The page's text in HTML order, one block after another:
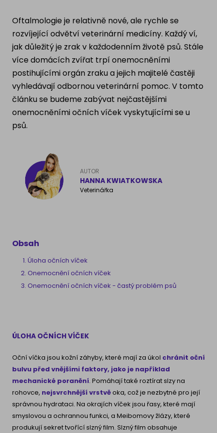
PLEMENA PSŮ
Francouzský buldog
Dalmatín
Zlatý retrívr
Německý ovčák
Britská krátkosrstá kočka
Bengálská kočka
Kanadský Sphynx
Oftalmologie je relativně nové, ale rychle se
rozvíjející odvětví veterinární medicíny. Každý ví,
jak důležitý je zrak v každodenním životě psů. Stále
více domácích zvířat trpí onemocněními
postihujícími orgán zraku a jejich majitelé častěji
vyhledávají odbornou veterinární pomoc. V tomto
článku se budeme zabývat nejčastějšími
onemocněními očních víček vyskytujícími se u
psů.
AUTOR
HANNA KWIATKOWSKA
Veterinářka
Obsah
Úloha očních víček
Onemocnění očních víček
Onemocnění očních víček - častý problém psů
ÚLOHA OČNÍCH VÍČEK
Oční víčka jsou kožní záhyby, které mají za úkol chránit oční
bulvu před vnějšími faktory, jako je například
mechanické poranění. Pomáhají také roztírat slzy na
rohovce, nejsvrchnější vrstvěoka, což je nezbytné pro její
správnou hydrataci. Na okrajích víček jsou řasy, které mají
smyslovou a ochrannou funkci, a Meibomovy žlázy, které
produkují sekret tvořící slzný film. Slzný film obsahuje